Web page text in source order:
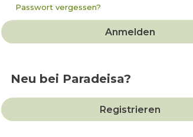
Passwort vergessen?
Anmelden
Neu bei Paradeisa?
Registrieren